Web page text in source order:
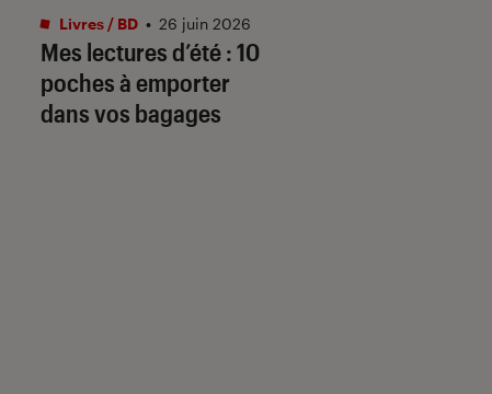
Mes lectures d’été : 10
poches à emporter
dans vos bagages
Livres / BD • 26 juin 2026